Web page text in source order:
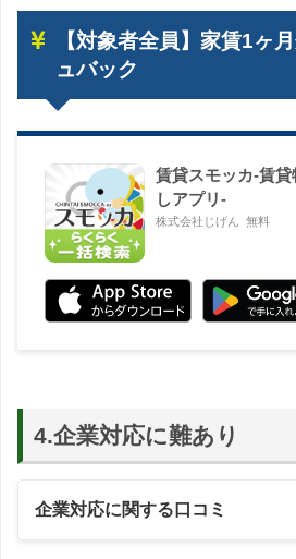
【対象者全員】家賃1ヶ
ュバック
賃貸スモッカ-賃
しアプリ-
株式会社じげん 無料
4.企業対応に難あり
企業対応に関する口コミ